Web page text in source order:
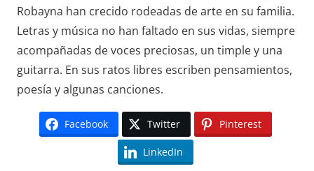
Robayna han crecido rodeadas de arte en su familia.
Letras y música no han faltado en sus vidas, siempre
acompañadas de voces preciosas, un timple y una
guitarra. En sus ratos libres escriben pensamientos,
poesía y algunas canciones.
Facebook Twitter Pinterest
LinkedIn